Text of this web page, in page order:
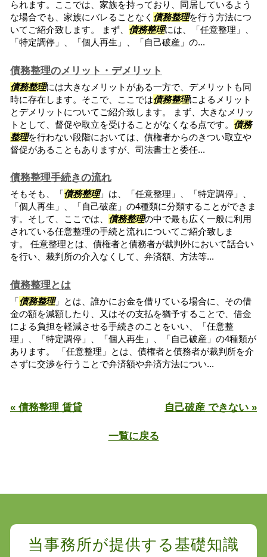
られます。ここでは、家族を持っており、同居しているよう
な場合でも、家族にバレることなく 債務整理を行う方法につ
いてご紹介致します。 まず、 債務整理には、「任意整理」、
「特定調停」、「個人再生」、「自己破産」の...
債務整理のメリット・デメリット
債務整理には大きなメリットがある一方で、デメリットも同
時に存在します。そこで、ここでは債務整理によるメリット
とデメリットについてご紹介致します。 まず、大きなメリッ
トとして、督促や取立を受けることがなくなる点です。 債務
整理を行わない段階においては、債権者からのきつい取立や
督促があることもありますが、司法書士と委任...
債務整理手続きの流れ
そもそも、「債務整理」は、「任意整理」、「特定調停」、
「個人再生」、「自己破産」の4種類に分類することができま
す。そして、ここでは、 債務整理の中で最も広く一般に利用
されている任意整理の手続と流れについてご紹介致しま
す。 任意整理とは、債権者と債務者が裁判外において話合い
を行い、裁判所の介入なくして、弁済額、方法等...
債務整理とは
「債務整理」とは、誰かにお金を借りている場合に、その借
金の額を減額したり、又はその支払を猶予することで、借金
による負担を軽減させる手続きのことをいい、「任意整
理」、「特定調停」、「個人再生」、「自己破産」の4種類が
あります。 「任意整理」とは、債権者と債務者が裁判所を介
さずに交渉を行うことで弁済額や弁済方法につい...
« 債務整理 賃貸 自己破産 できない »
一覧に戻る
当事務所が提供する基礎知識